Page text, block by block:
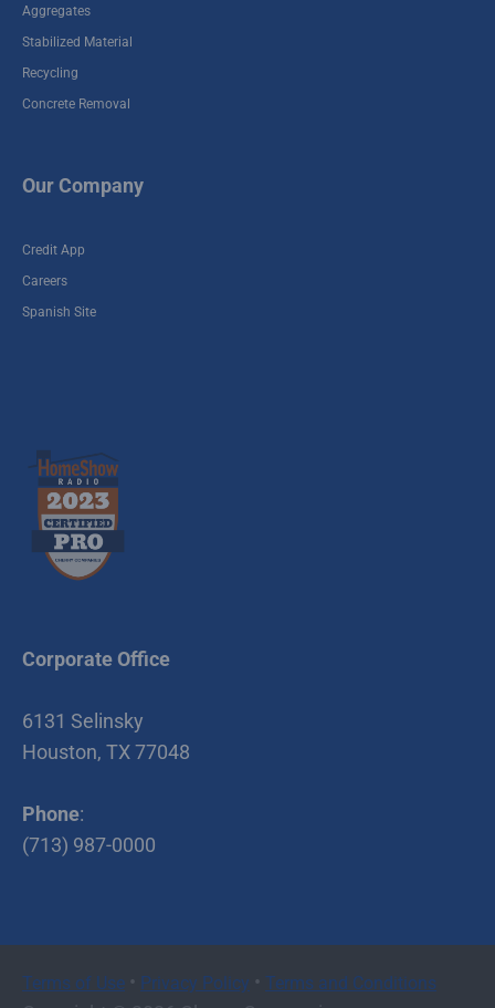
Aggregates
Stabilized Material
Recycling
Concrete Removal
Our Company
Credit App
Careers
Spanish Site
Corporate Office
6131 Selinsky
Houston, TX 77048
Phone:
(713) 987-0000
Terms of Use • Privacy Policy • Terms and Conditions